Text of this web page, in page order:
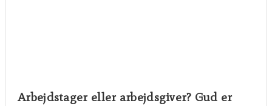
Arbejdstager eller arbejdsgiver? Gud er